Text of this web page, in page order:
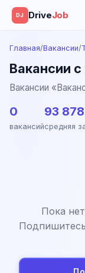
DJ DriveJob
Главная/Вакансии/
Вакансии
Вакансии
0
вакансий
93
средняя
Пока